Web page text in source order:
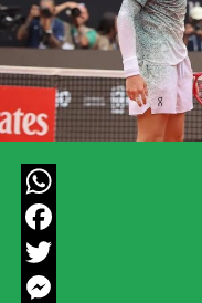
WhatsApp
Facebook
Twitter